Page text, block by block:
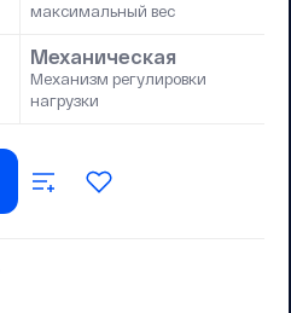
максимальный вес
Механическая
Механизм регулировки
нагрузки